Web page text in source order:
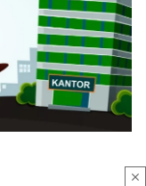
close